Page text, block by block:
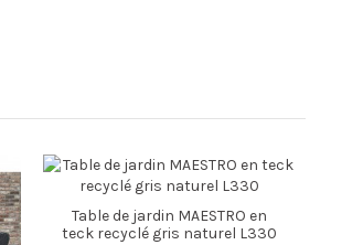
Table de jardin MAESTRO en
teck recyclé gris naturel L330